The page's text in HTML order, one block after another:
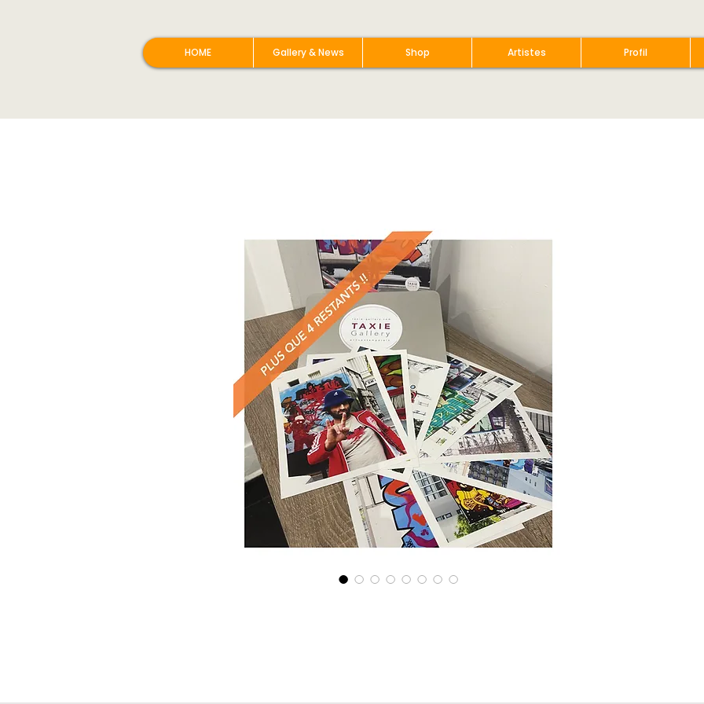
HOME Gallery & News Shop Artistes Profil